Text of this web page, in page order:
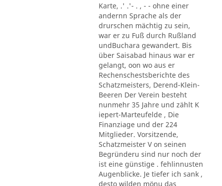
Karte, .' .'- . , - - ohne einer
andernn Sprache als der
drurschen mächtig zu sein,
war er zu Fuß durch Rußland
undBuchara gewandert. Bis
über Saisabad hinaus war er
gelangt, oon wo aus er
Rechenschestsberichte des
Schatzmeisters, Derend-Klein-
Beeren Der Verein besteht
nunmehr 35 Jahre und zählt K
iepert-Marteufelde , Die
Finanziage und der 224
Mitglieder. Vorsitzende,
Schatzmeister V on seinen
Begründeru sind nur noch der
ist eine günstige . fehlinnusten
Augenblicke. Je tiefer ich sank ,
desto wilden mönu das